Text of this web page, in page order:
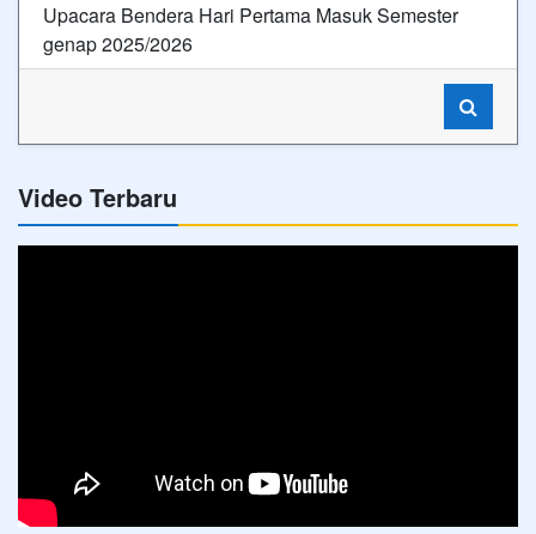
Upacara Bendera Hari Pertama Masuk Semester
genap 2025/2026
Video Terbaru